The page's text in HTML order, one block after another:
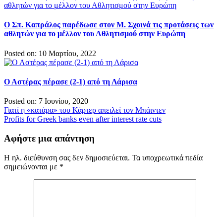
Ο Σπ. Καπράλος παρέδωσε στον Μ. Σχοινά τις προτάσεις των
αθλητών για το μέλλον του Αθλητισμού στην Ευρώπη
Posted on: 10 Μαρτίου, 2022
Ο Αστέρας πέρασε (2-1) από τη Λάρισα
Posted on: 7 Ιουνίου, 2020
Πλοήγηση
άρθρων
Γιατί η «κατάρα» του Κάρτερ απειλεί τον Μπάιντεν
Profits for Greek banks even after interest rate cuts
Αφήστε μια απάντηση
Η ηλ. διεύθυνση σας δεν δημοσιεύεται. Τα υποχρεωτικά πεδία
σημειώνονται με *